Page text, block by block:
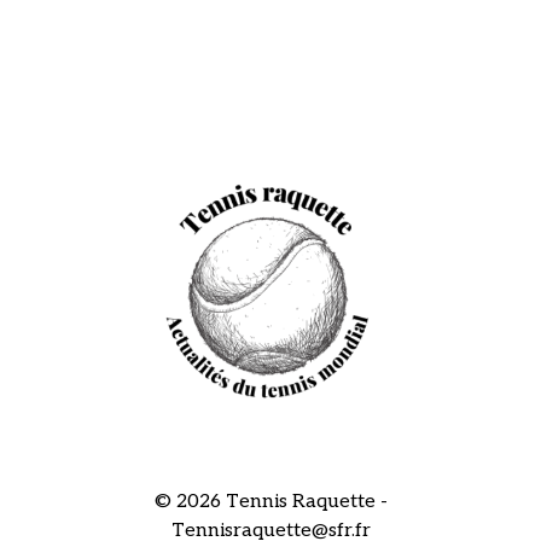
© 2026 Tennis Raquette -
Tennisraquette@sfr.fr